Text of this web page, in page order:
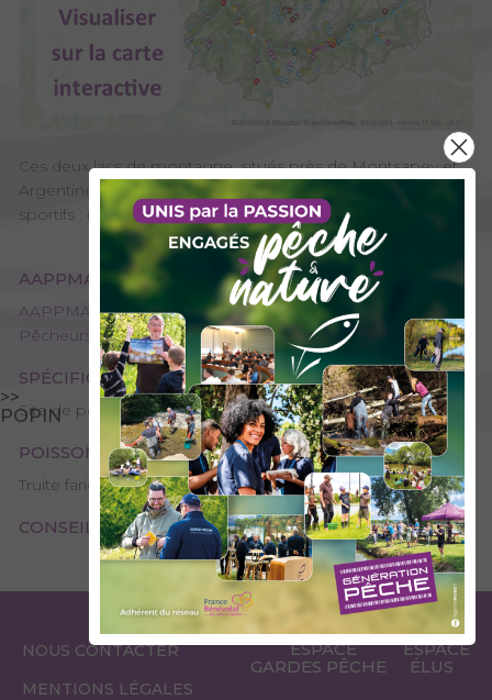
>>
POPIN
Ces deux lacs de montagne, situés près de Montsapey et
Argentine, offriront leurs salmonidés pour les pêcheurs
sportifs : il faut marcher pour les atteindre.
AAPPMA GESTIONNAIRE
AAPPMA de La Chambre / Aiguebelle - L'amicale des
Pêcheurs de l'Arc
SPÉCIFICITÉS
Site de pêche - 1ère catégorie
POISSONS PRÉSENTS
Truite fario
CONSEILS DE PÊCHE
NOUS CONTACTER
MENTIONS LÉGALES
ESPACE
GARDES PÊCHE
ESPACE
ÉLUS